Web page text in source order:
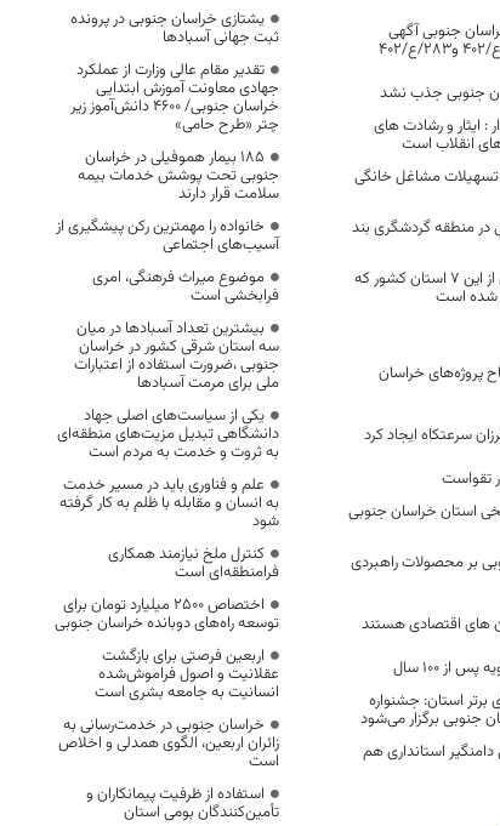
جنوبی آگهی
: ایثار و رشادت های
انقلاب است
تومان تسهیلات مشاغل خانگی
منطقه گردشگری بند
استان خراسان جنوبی یکی از این ۷ استان کشور که
شده است
پروژه‌های خراسان
سرعتکاه ایجاد کرد
تقواست
تاریخی استان خراسان جنوبی
بر محصولات راهبردی
های اقتصادی هستند
100 سال
برتر استان: جشنواره
جنوبی برگزار می‌شود
دامنگیر استانداری هم
یشتازی خراسان جنوبی در پرونده
ثبت جهانی آسبادها
تقدیر مقام عالی وزارت از عملکرد
جهادی معاونت آموزش ابتدایی
خراسان جنوبی/ ۴۶۰۰ دانش‌آموز زیر
چتر «طرح حامی»
۱۸۵ بیمار هموفیلی در خراسان
جنوبی تحت پوشش خدمات بیمه
سلامت قرار دارند
خانواده را مهمترین رکن پیشگیری از
آسیب‌های اجتماعی
موضوع میراث فرهنگی، امری
فرابخشی است
بیشترین تعداد آسبادها در میان
سه استان شرقی کشور در خراسان
جنوبی ،ضرورت استفاده از اعتبارات
ملی برای مرمت آسبادها
یکی از سیاست‌های اصلی جهاد
دانشگاهی تبدیل مزیت‌های منطقه‌ای
به ثروت و خدمت به مردم است
علم و فناوری باید در مسیر خدمت
به انسان و مقابله با ظلم به کار گرفته
شود
کنترل ملخ نیازمند همکاری
فرامنطقه‌ای است
اختصاص 2500 میلیارد تومان برای
توسعه راه‌های دوبانده خراسان جنوبی
اربعین فرصتی برای بازگشت
عقلانیت و اصول فراموش‌شده
انسانیت به جامعه بشری است
خراسان جنوبی در خدمت‌رسانی به
زائران اربعین، الگوی همدلی و اخلاص
است
استفاده از ظرفیت پیمانکاران و
تأمین‌کنندگان بومی استان